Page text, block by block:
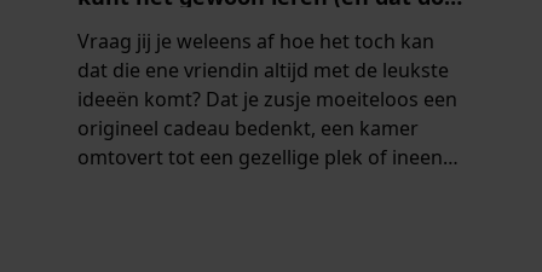
Vraag jij je weleens af hoe het toch kan
dat die ene vriendin altijd met de leukste
ideeën komt? Dat je zusje moeiteloos een
origineel cadeau bedenkt, een kamer
omtovert tot een gezellige plek of ineens